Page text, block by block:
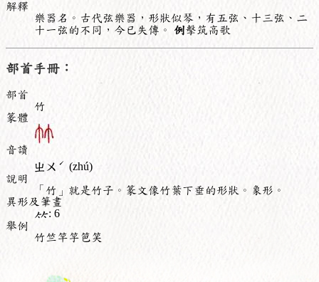
解釋
樂器名。古代弦樂器，形狀似琴，有五弦、十三弦、二
十一弦的不同，今已失傳。 例擊筑高歌
部首手冊：
部首
竹
篆體
音讀
ㄓㄨ ˊ (zhú)
說明
「竹」就是竹子。篆文像竹葉下垂的形狀。象形。
異形及筆畫
: 6
舉例
竹竺竿竽笆笑